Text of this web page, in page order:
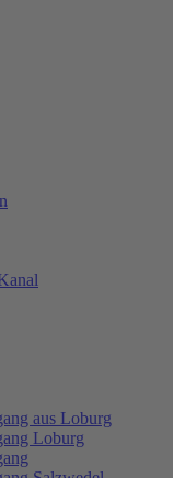
aus Loburg
Loburg